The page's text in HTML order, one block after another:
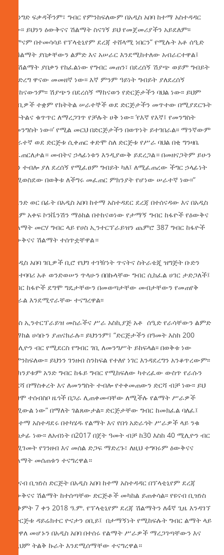
“የንግድ ፍቃዳችንም፣ ግብር የምንከፍለውም በአዲስ አበባ ከተማ አስተዳዳር
ነው፡፡ ይህንን ዕውቅናና ሽልማት ስናገኝ ይህ የመጀመሪያችን አይደለም፡፡
አምናም በተመሳሳይ የፕላቲኒየም ደረጃ ተሸላሚ ነበርን” የሚሉት አቶ ሰዒድ
ለሽልማት ያበቃቸውን ልምድ እና አሠራር እንደሚከተለው አብራርተዋል፤
“ለሽልማት ያበቃን የከፈልነው የግብር መጠን፣ በደረሰኝ ሽያጭ ወይም ግብይት
ማድረግ ዋናው መመዘኛ ነው፡፡ እኛ ምንም ዓይነት ግብይት ያለደረሰኝ
አናከናውንም፡፡ ሽያጭን በደረሰኝ ማከናወን የድርጅታችን ባህል ነው፡፡ ይህም
የገቢዎች ተቋም የክትትል ሠራተኞች ወደ ድርጅታችን መጥተው በሚያደርጉት
ክትትልና ቁጥጥር ለማረጋገጥ የቻሉት ሀቅ ነው፡፡ ‘የእኛ የእኛ፤ የመንግስት
የመንግስት ነው፡፡’ የሚል መርህ በድርጅታችን በወጥነት ይተገበራል፡፡ ማንኛውም
ሠራተኛ ወደ ድርጅቱ ሲቀጠር ቀድሞ ስለ ድርጅቱ የሥራ ባህል በቂ ግንዛቤ
ይፈጠርለታል። መብትና ኃላፊነቱን እንዲያውቅ ይደረጋል። በመዘናጋትም ይሁን
ሆን ተብሎ ያለ ደረሰኝ የሚፈፀም ግብይት ካለ፤ ለሚፈጠረው ችግር ኃላፊነት
የሚወስደው በወቅቱ ለችግሩ መፈጠር ምክንያት የሆነው ሠራተኛ ነው፡፡”
ከአንድ ወር በፊት በአዲስ አበባ ከተማ አስተዳደር ደረጃ በተሰናዳው እና በአዲስ
ዓለም አቀፍ ኮንቬንሽን ማዕከል በተከናወነው የታማኝ ግብር ከፋዮች የዕውቅና
ሽልማት መርሃ ግብር ላይ የሀስ ኢንተርፕራይዝን ጨምሮ 387 ግብር ከፋዮች
ዕውቅናና ሽልማት ተሰጥቷቸዋል።
በአዲስ አበባ ገቢዎች ቢሮ የህግ ተገዥነት ጥናትና ስትራቴጂ ዝግጅት ቡድን
አስተባባሪ አቶ ወንድወሠን ጥላሁን በበኩላቸው ግብር ሲከፈል ሀገር ታድጋለች፤
ግብር ከፋዮች ደግሞ ግዴታቸውን በመወጣታቸው መብታቸውን የመጠየቅ
ሞራል እንደሚኖራቸው ተናግረዋል፡፡
የሀስ ኢንተርፕራይዝ መስራችና ሥራ አስኪያጅ አቶ ሰዒድ የራሳቸውን ልምድ
በማከል ሀሳቡን ያጠናክራሉ፡፡ ይህንንም፤ “ድርጅታችን በዓመት እስከ 200
ሚሊዮን ብር የሚደርስ የግብር ገቢ ለመንግሥት ይከፍላል፡፡ በወቅቱ ነው
የምንከፍለው፡፡ ይህንን ገንዘብ ስንከፍል የተለየ ነገር እንዳደረግን አንቆጥረውም፡፡
ምክንያቱም አንድ ግብር ከፋይ ግብር የሚከፍለው ካተረፈው ውስጥ የራሱን
ድርሻ በማስቀረት እና ለመንግስት ተብሎ የተቀመጠውን ድርሻ ብቻ ነው፡፡ ይህ
ደግሞ ተሰብስቦ ዜጎች በጋራ ሊጠቀሙባቸው ለሚችሉ የልማት ሥራዎች
የሚውል ነው” በማለት ገልጸውታል፡፡ ድርጅታቸው ግብር ከመክፈል ባለፈ፤
በከተማ አስተዳደሩ በተካሄዱ የልማት እና የበጎ አድራጎት ሥራዎች ላይ ንቁ
ተሳታፊ ነው፡፡ ለአብነት በ2017 በጀት ዓመት ብቻ ከ30 እስከ 40 ሚሊዮን ብር
የሚገመት የገንዘብ እና መሰል ድጋፍ ማድረጉ፣ ለዚህ ተግባሩም ዕውቅናና
ሽልማት መሰጠቱን ተናግረዋል።
የዩናብ ቢዝነስ ድርጅት በአዲስ አበባ ከተማ አስተዳዳር በፕላቲኒየም ደረጃ
ዕውቅናና ሽልማት ከተሰጣቸው ድርጅቶች መካከል ይጠቀሳል፡፡ የዩናብ ቢዝነስ
ጥቅምት 7 ቀን 2018 ዓ.ም. የፕላቲኒየም ደረጃ ሽልማትን ለ4ኛ ጊዜ እንዳገኘ
የድርጅቱ ዳይሬክተር ዮናታን ዐቢይ፤ በታማኝነት የሚከፍሉት ግብር ልማት ላይ
እየዋለ መሆኑን በአዲስ አበባ በተሰሩ የልማት ሥራዎች ማረጋገጣቸውን እና
በዚህም ትልቅ ኩራት እንደሚሰማቸው ተናግረዋል።